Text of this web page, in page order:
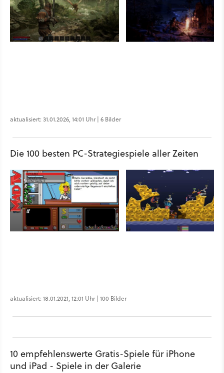
aktualisiert: 31.01.2026, 14:01 Uhr | 6 Bilder
Die 100 besten PC-Strategiespiele aller Zeiten
aktualisiert: 18.01.2021, 12:01 Uhr | 100 Bilder
10 empfehlenswerte Gratis-Spiele für iPhone
und iPad - Spiele in der Galerie